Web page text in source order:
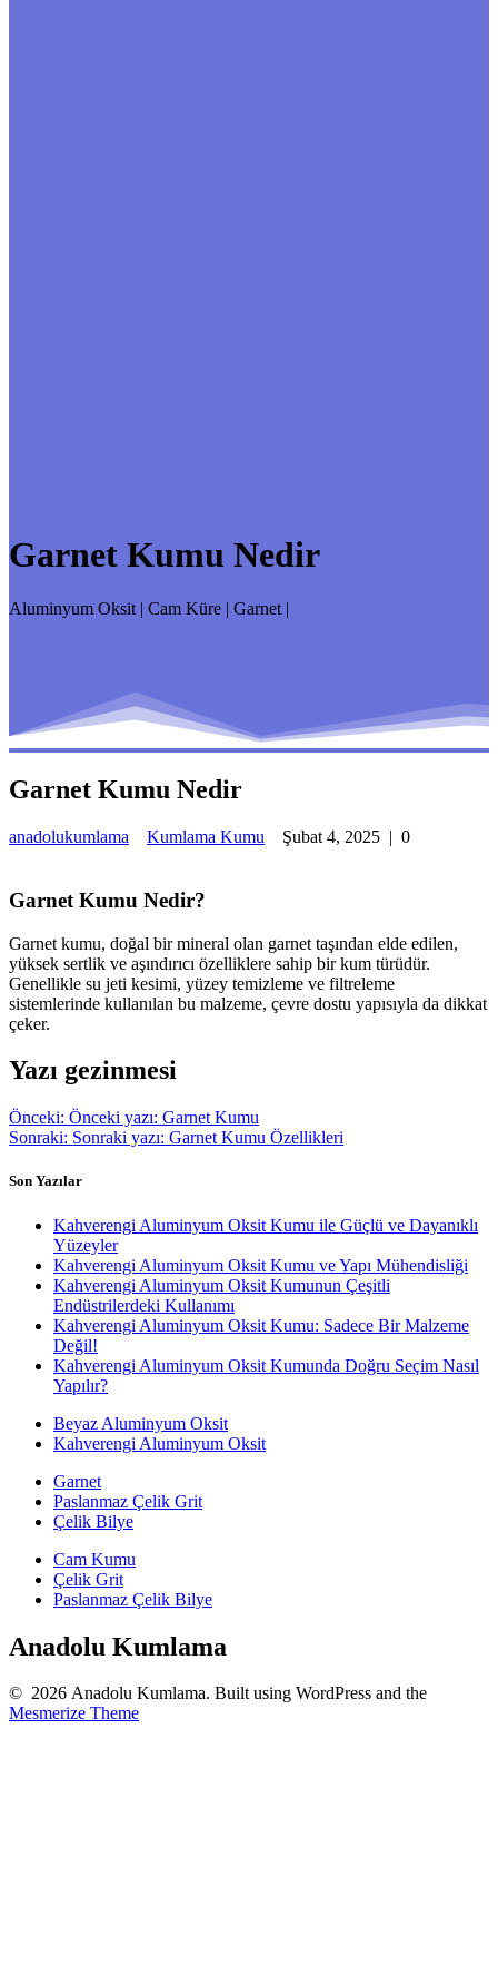
Garnet Kumu Nedir
Aluminyum Oksit | Cam Küre | Garnet |
Garnet Kumu Nedir
anadolukumlama Kumlama Kumu Şubat 4, 2025 | 0
Garnet Kumu Nedir?
Garnet kumu, doğal bir mineral olan garnet taşından elde edilen,
yüksek sertlik ve aşındırıcı özelliklere sahip bir kum türüdür.
Genellikle su jeti kesimi, yüzey temizleme ve filtreleme
sistemlerinde kullanılan bu malzeme, çevre dostu yapısıyla da dikkat
çeker.
Yazı gezinmesi
Önceki: Önceki yazı: Garnet Kumu
Sonraki: Sonraki yazı: Garnet Kumu Özellikleri
Son Yazılar
Kahverengi Aluminyum Oksit Kumu ile Güçlü ve Dayanıklı
Yüzeyler
Kahverengi Aluminyum Oksit Kumu ve Yapı Mühendisliği
Kahverengi Aluminyum Oksit Kumunun Çeşitli
Endüstrilerdeki Kullanımı
Kahverengi Aluminyum Oksit Kumu: Sadece Bir Malzeme
Değil!
Kahverengi Aluminyum Oksit Kumunda Doğru Seçim Nasıl
Yapılır?
Beyaz Aluminyum Oksit
Kahverengi Aluminyum Oksit
Garnet
Paslanmaz Çelik Grit
Çelik Bilye
Cam Kumu
Çelik Grit
Paslanmaz Çelik Bilye
Anadolu Kumlama
© 2026 Anadolu Kumlama. Built using WordPress and the
Mesmerize Theme